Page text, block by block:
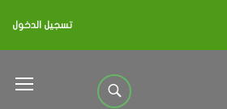
تسجيل الدخول